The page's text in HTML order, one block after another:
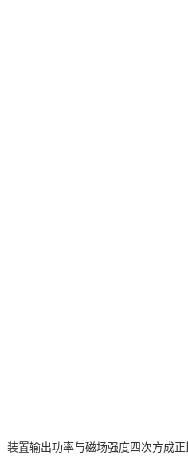
置输出功率与磁场强度四次方成